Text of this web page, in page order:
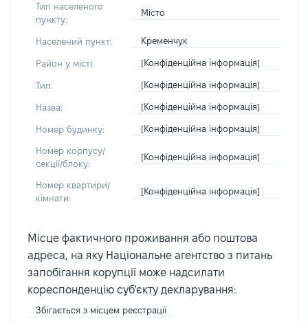
Тип населеного
пункту:
Місто
Населений пункт: Кременчук
Район у місті: [Конфіденційна інформація]
Тип: [Конфіденційна інформація]
Назва: [Конфіденційна інформація]
Номер будинку: [Конфіденційна інформація]
Номер корпусу/
секції/блоку:
[Конфіденційна інформація]
Номер квартири/
кімнати:
[Конфіденційна інформація]
Місце фактичного проживання або поштова
адреса, на яку Національне агентство з питань
запобігання корупції може надсилати
кореспонденцію суб'єкту декларування:
Збігається з місцем реєстрації